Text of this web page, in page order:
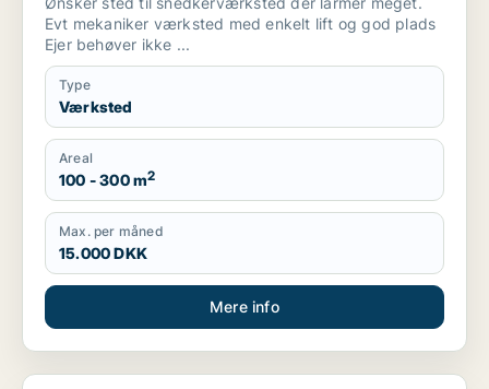
Evt mekaniker værksted med enkelt lift og god plads
Ejer behøver ikke ...
Type
Værksted
Areal
100 - 300 m2
Max. per måned
15.000 DKK
Mere info